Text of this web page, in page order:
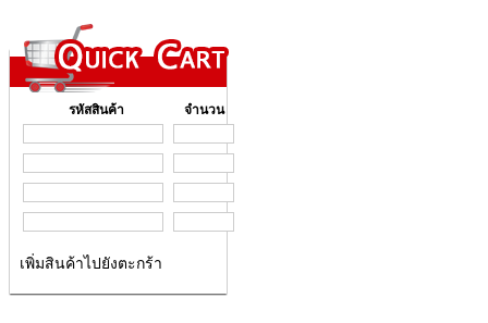
รหัสสินค้า จำนวน
เพิ่มสินค้าไปยังตะกร้า